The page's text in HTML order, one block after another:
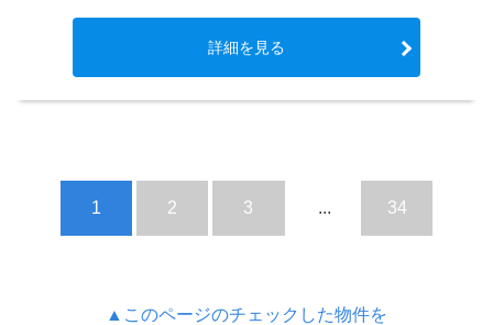
詳細を見る
1 2 3 ... 34
▲このページのチェックした物件を